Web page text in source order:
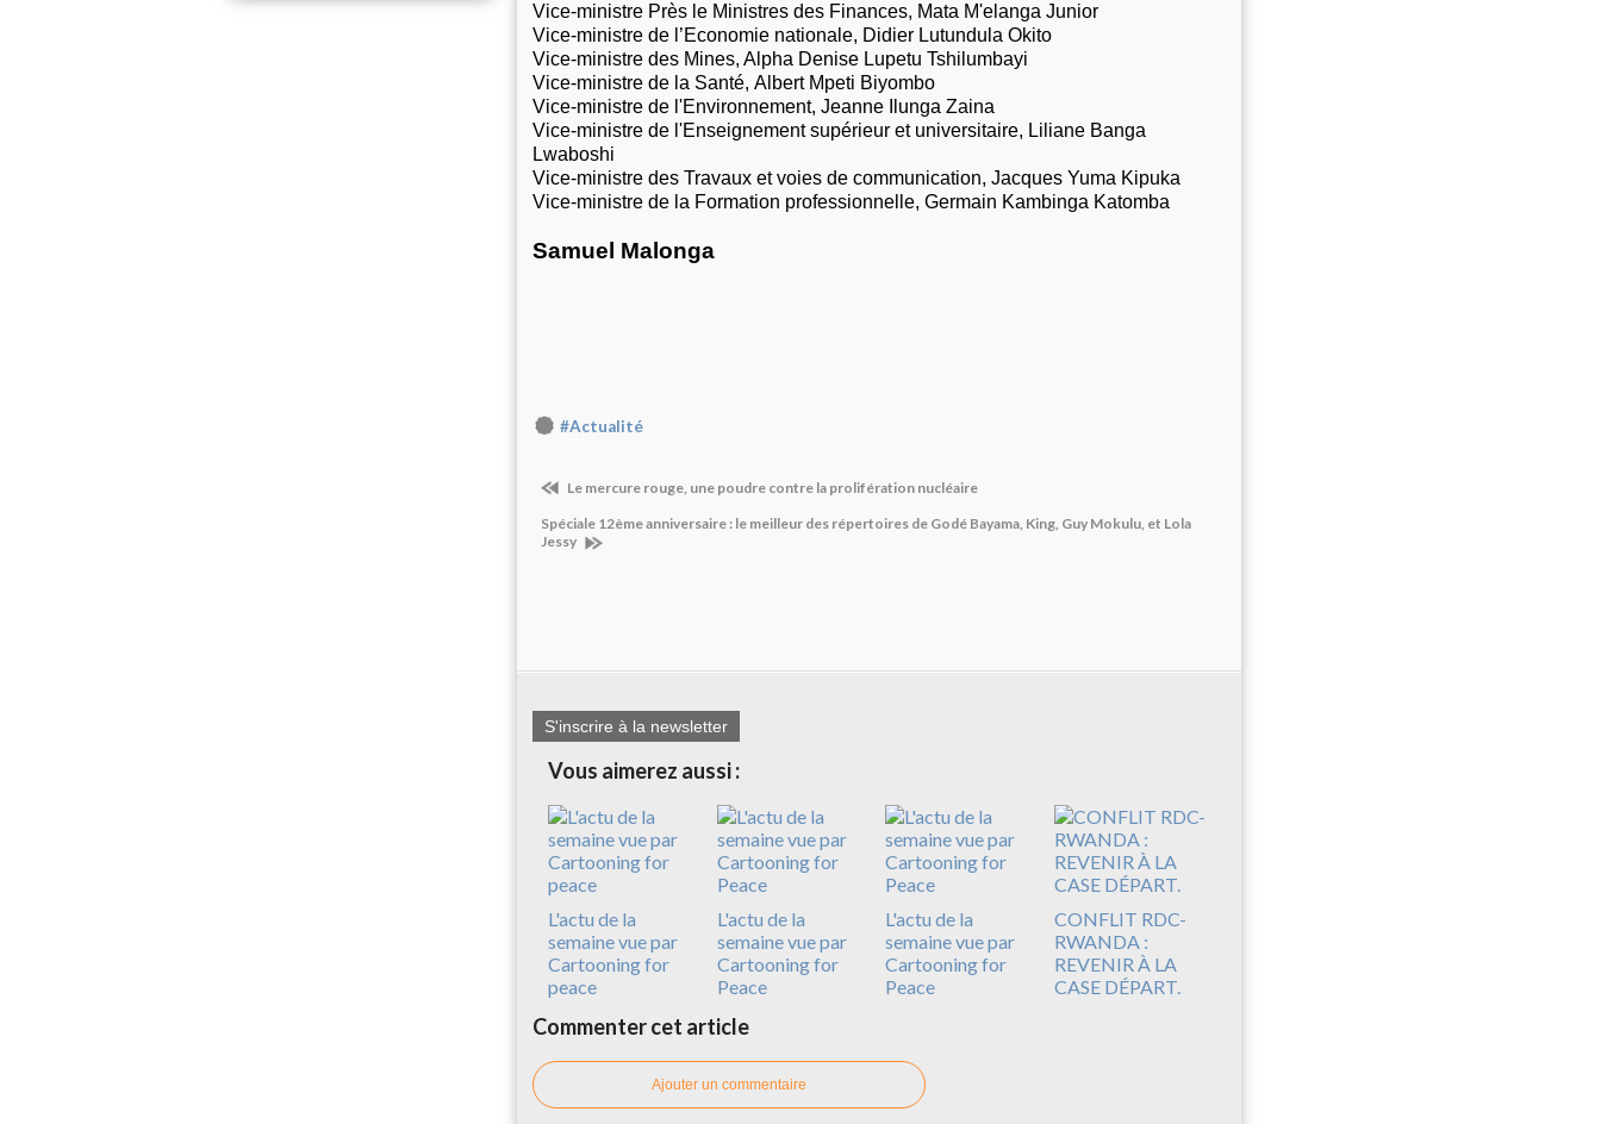
Vice-ministre Près le Ministres des Finances, Mata M'elanga Junior
Vice-ministre de l’Economie nationale, Didier Lutundula Okito
Vice-ministre des Mines, Alpha Denise Lupetu Tshilumbayi
Vice-ministre de la Santé, Albert Mpeti Biyombo
Vice-ministre de l'Environnement, Jeanne Ilunga Zaina
Vice-ministre de l'Enseignement supérieur et universitaire, Liliane Banga
Lwaboshi
Vice-ministre des Travaux et voies de communication, Jacques Yuma Kipuka
Vice-ministre de la Formation professionnelle, Germain Kambinga Katomba
Samuel Malonga
#Actualité
Le mercure rouge, une poudre contre la prolifération nucléaire
Spéciale 12ème anniversaire : le meilleur des répertoires de Godé Bayama, King, Guy Mokulu, et Lola
Jessy
S'inscrire à la newsletter
Vous aimerez aussi :
L'actu de la
semaine vue par
Cartooning for
peace
L'actu de la
semaine vue par
Cartooning for
Peace
L'actu de la
semaine vue par
Cartooning for
Peace
CONFLIT RDC-
RWANDA :
REVENIR À LA
CASE DÉPART.
Commenter cet article
Ajouter un commentaire